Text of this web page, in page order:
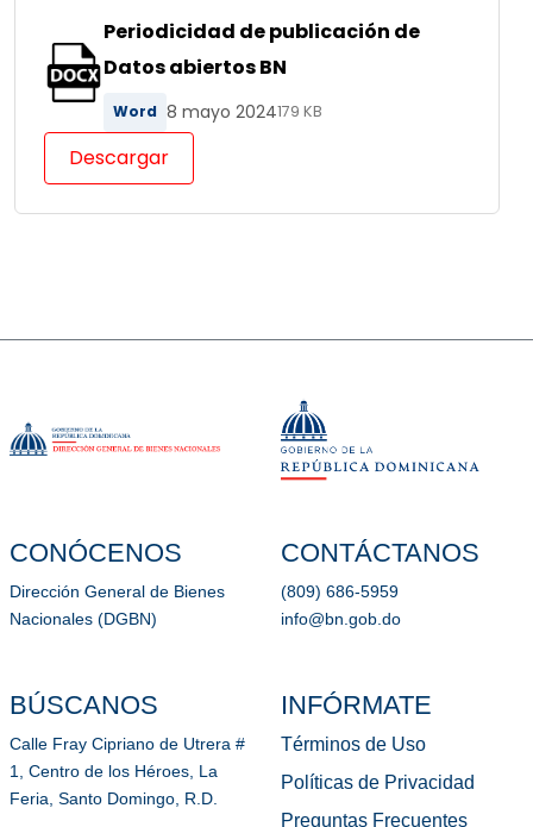
Periodicidad de publicación de
Datos abiertos BN
Word 8 mayo 2024179 KB
Descargar
CONÓCENOS
Dirección General de Bienes
Nacionales (DGBN)
BÚSCANOS
Calle Fray Cipriano de Utrera #
1, Centro de los Héroes, La
Feria, Santo Domingo, R.D.
CONTÁCTANOS
(809) 686-5959
info@bn.gob.do
INFÓRMATE
Términos de Uso
Políticas de Privacidad
Preguntas Frecuentes